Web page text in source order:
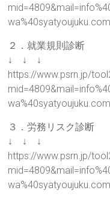
wa%40syatyoujuku.com
２．就業規則診断
↓ ↓ ↓
https://www.psrn.jp/
wa%40syatyoujuku.com
３．労務リスク診断
↓ ↓ ↓
https://www.psrn.jp/
wa%40syatyoujuku.com